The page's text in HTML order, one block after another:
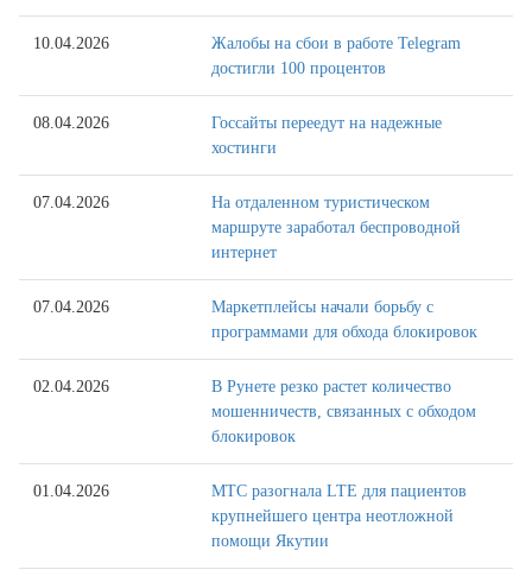
10.04.2026
Жалобы на сбои в работе Telegram
достигли 100 процентов
08.04.2026
Госсайты переедут на надежные
хостинги
07.04.2026
На отдаленном туристическом
маршруте заработал беспроводной
интернет
07.04.2026
Маркетплейсы начали борьбу с
программами для обхода блокировок
02.04.2026
В Рунете резко растет количество
мошенничеств, связанных с обходом
блокировок
01.04.2026
МТС разогнала LTE для пациентов
крупнейшего центра неотложной
помощи Якутии